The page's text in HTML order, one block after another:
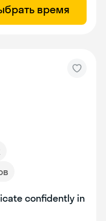
время
confidently in